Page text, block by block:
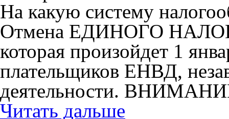
На какую систему
Отмена ЕДИНОГО
которая произойдет 1
плательщиков ЕНВД,
деятельности.
Читать дальше